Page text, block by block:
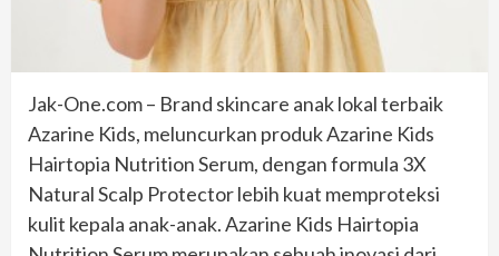
Jak-One.com – Brand skincare anak lokal terbaik
Azarine Kids, meluncurkan produk Azarine Kids
Hairtopia Nutrition Serum, dengan formula 3X
Natural Scalp Protector lebih kuat memproteksi
kulit kepala anak-anak. Azarine Kids Hairtopia